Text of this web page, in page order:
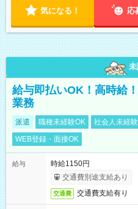
気になる！ 応
給与即払いOK！高時給
業務
派遣 職種未経験OK 社会人未経
WEB登録・面接OK
給与
時給1150円
交通費別途支給あり
交通費 交通費支給有り